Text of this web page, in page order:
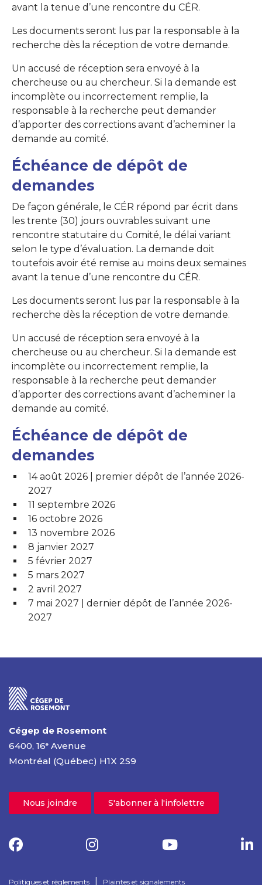
avant la tenue d’une rencontre du CÉR.
Les documents seront lus par la responsable à la
recherche dès la réception de votre demande.
Un accusé de réception sera envoyé à la
chercheuse ou au chercheur. Si la demande est
incomplète ou incorrectement remplie, la
responsable à la recherche peut demander
d’apporter des corrections avant d’acheminer la
demande au comité.
Échéance de dépôt de
demandes
De façon générale, le CÉR répond par écrit dans
les trente (30) jours ouvrables suivant une
rencontre statutaire du Comité, le délai variant
selon le type d’évaluation. La demande doit
toutefois avoir été remise au moins deux semaines
avant la tenue d’une rencontre du CÉR.
Les documents seront lus par la responsable à la
recherche dès la réception de votre demande.
Un accusé de réception sera envoyé à la
chercheuse ou au chercheur. Si la demande est
incomplète ou incorrectement remplie, la
responsable à la recherche peut demander
d’apporter des corrections avant d’acheminer la
demande au comité.
Échéance de dépôt de
demandes
14 août 2026 | premier dépôt de l’année 2026-
2027
11 septembre 2026
16 octobre 2026
13 novembre 2026
8 janvier 2027
5 février 2027
5 mars 2027
2 avril 2027
7 mai 2027 | dernier dépôt de l’année 2026-
2027
Cégep de Rosemont
6400, 16e Avenue
Montréal (Québec) H1X 2S9
Nous joindre S'abonner à l'infolettre
Politiques et règlements Plaintes et signalements